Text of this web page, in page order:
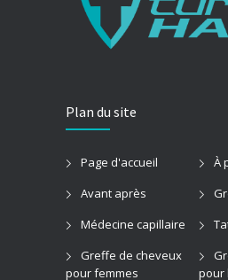
Plan du site
Page d'accueil
À
Avant après
Médecine capillaire
Greffe de cheveux
pour femmes
pour